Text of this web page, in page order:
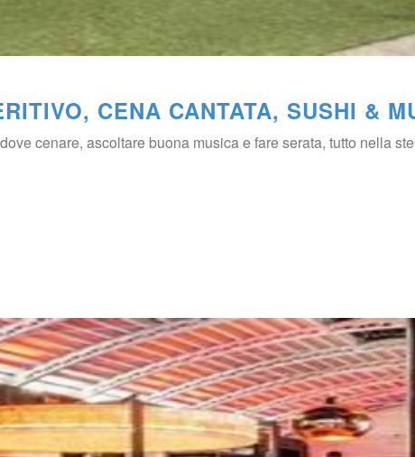
CENA CANTATA, SUSHI &
cenare, ascoltare buona musica e fare serata, tutto nella